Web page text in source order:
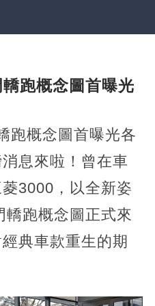
跑概念圖首曝光
跑概念圖首曝光各
息來啦！曾在車
3000，以全新姿
跑概念圖正式來
典車款重生的期